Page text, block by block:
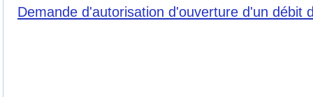
Demande d'autorisation d'ouverture d'un débit